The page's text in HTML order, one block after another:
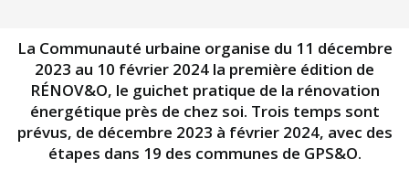
La Communauté urbaine organise du 11 décembre
2023 au 10 février 2024 la première édition de
RÉNOV&O, le guichet pratique de la rénovation
énergétique près de chez soi. Trois temps sont
prévus, de décembre 2023 à février 2024, avec des
étapes dans 19 des communes de GPS&O.